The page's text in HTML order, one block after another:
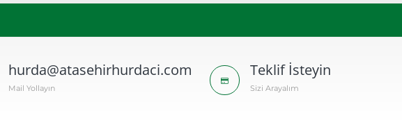
hurda@atasehirhurdaci.com
Mail Yollayın
Teklif İsteyin
Sizi Arayalım